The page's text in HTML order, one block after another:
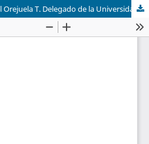
Informe del Sr. Dn. Manuel Orejuela T. Delegado de la Universidad Central del Ecuador al IV Congreso Internacional de Lingüística Románica